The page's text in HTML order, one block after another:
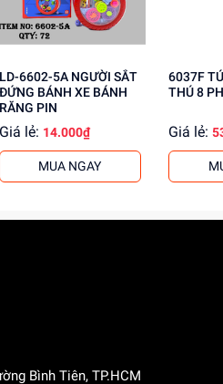
giải trí hiệu quả
tại
dẫn cho khách buôn!
LD-6602-5A NGƯỜI SẮT
ĐỨNG BÁNH XE BÁNH
RĂNG PIN
Giá lẻ: 14.000₫
MUA NGAY
6037F
THÚ 8
Giá lẻ:
Bình Tiên, TP.HCM